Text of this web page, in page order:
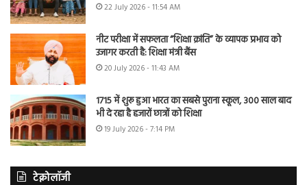
22 July 2026 - 11:54 AM
नीट परीक्षा में सफलता “शिक्षा क्रांति” के व्यापक प्रभाव को
उजागर करती है: शिक्षा मंत्री बैंस
20 July 2026 - 11:43 AM
1715 में शुरू हुआ भारत का सबसे पुराना स्कूल, 300 साल बाद
भी दे रहा है हजारों छात्रों को शिक्षा
19 July 2026 - 7:14 PM
टेक्नोलॉजी